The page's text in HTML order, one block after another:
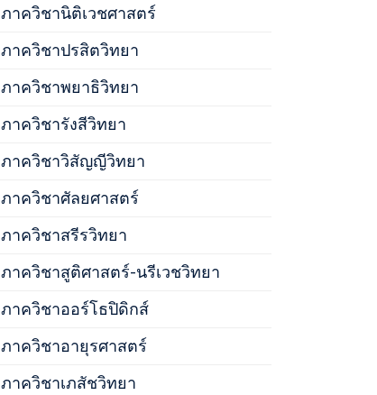
ภาควิชานิติเวชศาสตร์
ภาควิชาปรสิตวิทยา
ภาควิชาพยาธิวิทยา
ภาควิชารังสีวิทยา
ภาควิชาวิสัญญีวิทยา
ภาควิชาศัลยศาสตร์
ภาควิชาสรีรวิทยา
ภาควิชาสูติศาสตร์-นรีเวชวิทยา
ภาควิชาออร์โธปิดิกส์
ภาควิชาอายุรศาสตร์
ภาควิชาเภสัชวิทยา